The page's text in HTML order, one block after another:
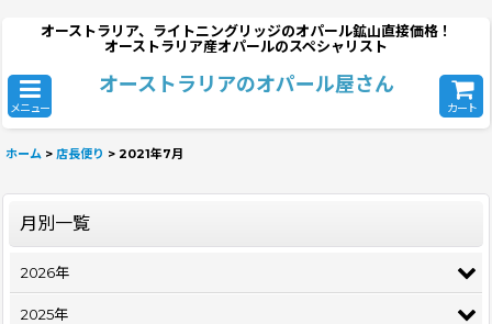
オーストラリア、ライトニングリッジのオパール鉱山直接価格！
オーストラリア産オパールのスペシャリスト
メニュー
オーストラリアのオパール屋さん
カート
ホーム > 店長便り > 2021年7月
月別一覧
2026年
2025年